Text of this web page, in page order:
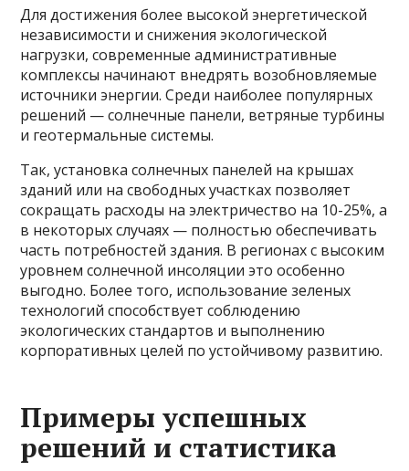
Для достижения более высокой энергетической
независимости и снижения экологической
нагрузки, современные административные
комплексы начинают внедрять возобновляемые
источники энергии. Среди наиболее популярных
решений — солнечные панели, ветряные турбины
и геотермальные системы.
Так, установка солнечных панелей на крышах
зданий или на свободных участках позволяет
сокращать расходы на электричество на 10-25%, а
в некоторых случаях — полностью обеспечивать
часть потребностей здания. В регионах с высоким
уровнем солнечной инсоляции это особенно
выгодно. Более того, использование зеленых
технологий способствует соблюдению
экологических стандартов и выполнению
корпоративных целей по устойчивому развитию.
Примеры успешных
решений и статистика